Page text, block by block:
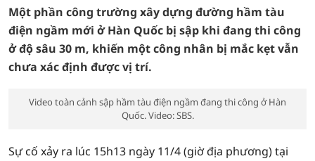
Một phần công trường xây dựng đường hầm tàu
điện ngầm mới ở Hàn Quốc bị sập khi đang thi công
ở độ sâu 30 m, khiến một công nhân bị mắc kẹt vẫn
chưa xác định được vị trí.
Video toàn cảnh sập hầm tàu điện ngầm đang thi công ở Hàn
Quốc. Video: SBS.
Sự cố xảy ra lúc 15h13 ngày 11/4 (giờ địa phương) tại